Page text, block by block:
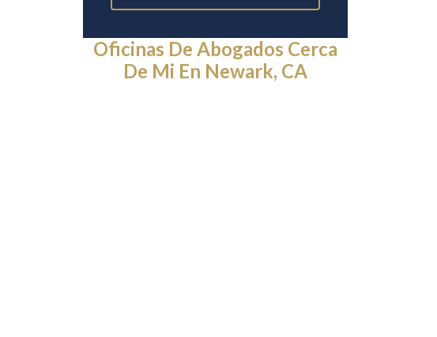
Oficinas De Abogados Cerca
De Mi En Newark, CA